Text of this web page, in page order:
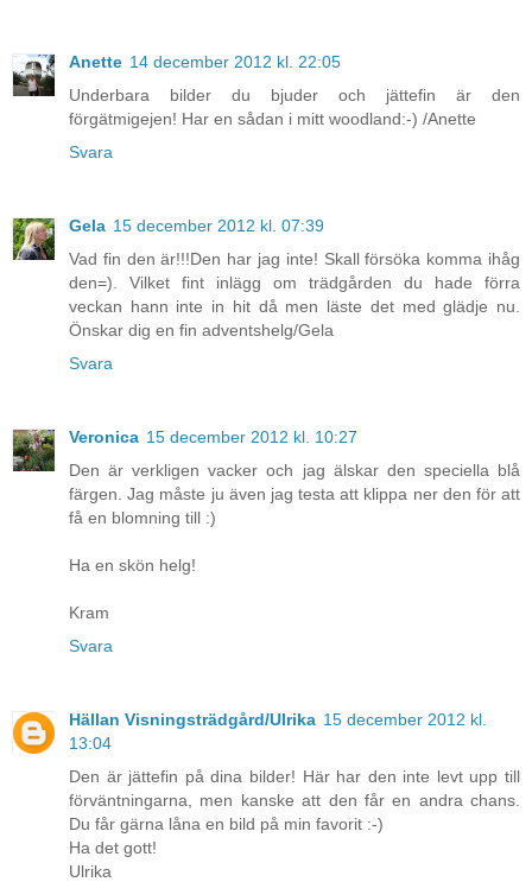
Anette 14 december 2012 kl. 22:05
Underbara bilder du bjuder och jättefin är den
förgätmigejen! Har en sådan i mitt woodland:-) /Anette
Svara
Gela 15 december 2012 kl. 07:39
Vad fin den är!!!Den har jag inte! Skall försöka komma ihåg
den=). Vilket fint inlägg om trädgården du hade förra
veckan hann inte in hit då men läste det med glädje nu.
Önskar dig en fin adventshelg/Gela
Svara
Veronica 15 december 2012 kl. 10:27
Den är verkligen vacker och jag älskar den speciella blå
färgen. Jag måste ju även jag testa att klippa ner den för att
få en blomning till :)
Ha en skön helg!
Kram
Svara
Hällan Visningsträdgård/Ulrika 15 december 2012 kl.
13:04
Den är jättefin på dina bilder! Här har den inte levt upp till
förväntningarna, men kanske att den får en andra chans.
Du får gärna låna en bild på min favorit :-)
Ha det gott!
Ulrika